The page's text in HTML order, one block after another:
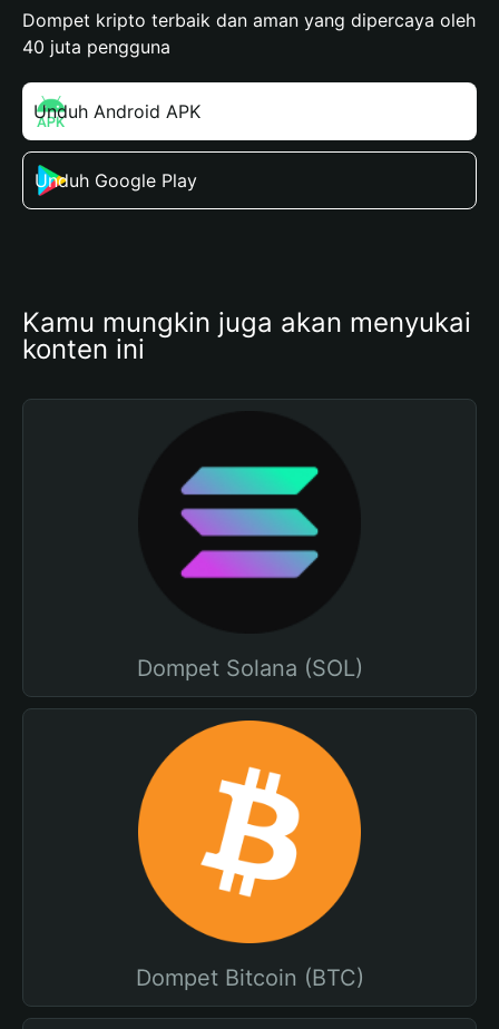
Dompet kripto terbaik dan aman yang dipercaya oleh
40 juta pengguna
Unduh Android APK
Unduh Google Play
Kamu mungkin juga akan menyukai
konten ini
Dompet Solana (SOL)
Dompet Bitcoin (BTC)